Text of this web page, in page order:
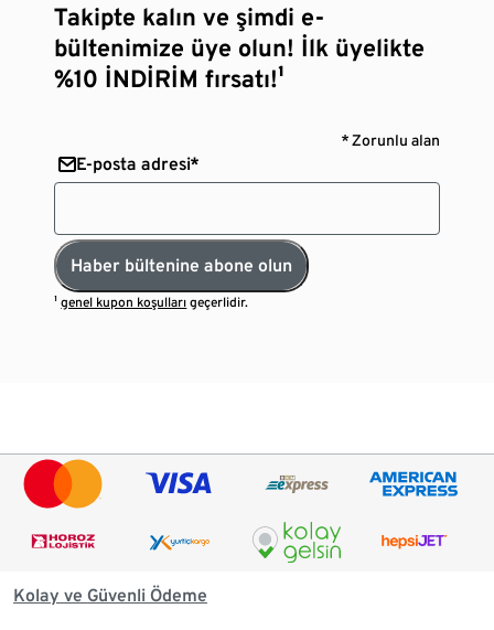
Takipte kalın ve şimdi e-
bültenimize üye olun! İlk üyelikte
%10 İNDİRİM fırsatı!¹
* Zorunlu alan
E-posta adresi*
Haber bültenine abone olun
¹genel kupon koşulları geçerlidir.
Kolay ve Güvenli Ödeme